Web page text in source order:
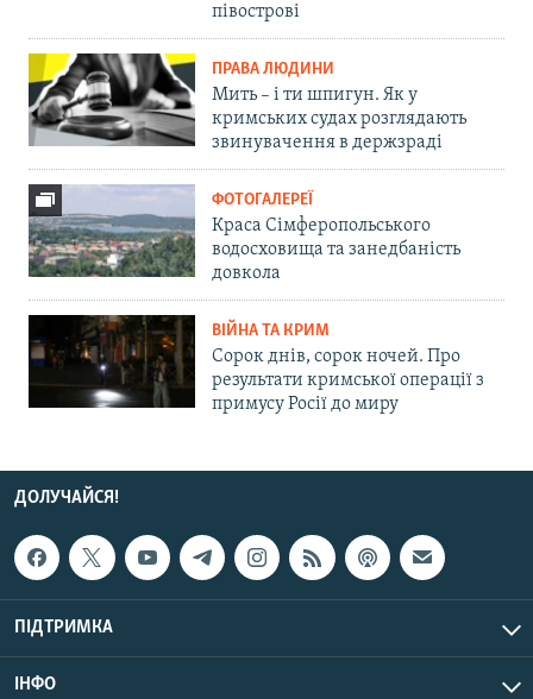
півострові
ПРАВА ЛЮДИНИ
Мить – і ти шпигун. Як у
кримських судах розглядають
звинувачення в держзраді
ФОТОГАЛЕРЕЇ
Краса Сімферопольського
водосховища та занедбаність
довкола
ВІЙНА ТА КРИМ
Сорок днів, сорок ночей. Про
результати кримської операції з
примусу Росії до миру
ДОЛУЧАЙСЯ!
ПІДТРИМКА
ІНФО